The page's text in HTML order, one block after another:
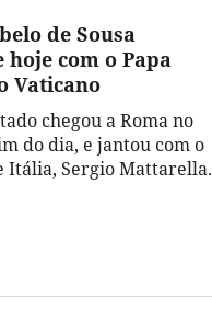
de Sousa
hoje com o Papa
Vaticano
chegou a Roma no
do dia, e jantou com o
Itália, Sergio Mattarella.